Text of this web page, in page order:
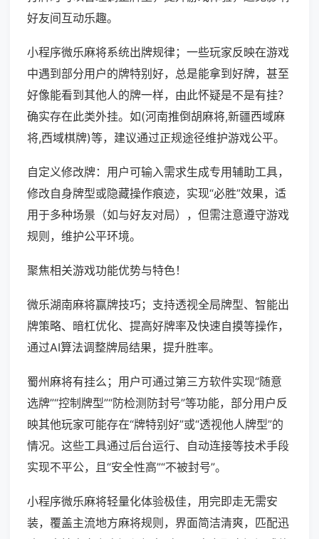
好友间互动乐趣。
小程序微乐麻将系统出牌规律；一些玩家反映在游戏
中遇到部分用户的牌特别好，总是能拿到好牌，甚至
好像能看到其他人的牌一样，由此怀疑是不是有挂？
确实存在此类外挂。如(河南推倒胡麻将,新疆西域麻
将,西域棋牌)等，建议通过正规途径维护游戏公平。
自定义修改牌：用户可输入需求生成专用辅助工具，
修改自身牌型或隐藏操作痕迹，实现“必胜”效果，适
用于多种场景（如与好友对局），但需注意遵守游戏
规则，维护公平环境。
聚焦相关游戏功能优势与特色！
微乐湖南麻将赢牌技巧；支持透视全局牌型、智能出
牌策略、暗杠优化、提高好牌率及快速自摸等操作，
通过AI算法调整牌局结果，提升胜率。
蜀州麻将有挂么；用户可通过第三方软件实现“随意
选牌”“控制牌型”“防检测防封号”等功能，部分用户反
映其他玩家可能存在“牌特别好”或“透视他人牌型”的
情况。这些工具通过后台运行、自动连接等技术手段
实现不平公，且“安全性高”“不被封号”。
小程序微乐麻将轻量化体验极佳，用完即走无需安
装，覆盖主流地方麻将规则，界面简洁清爽，匹配迅